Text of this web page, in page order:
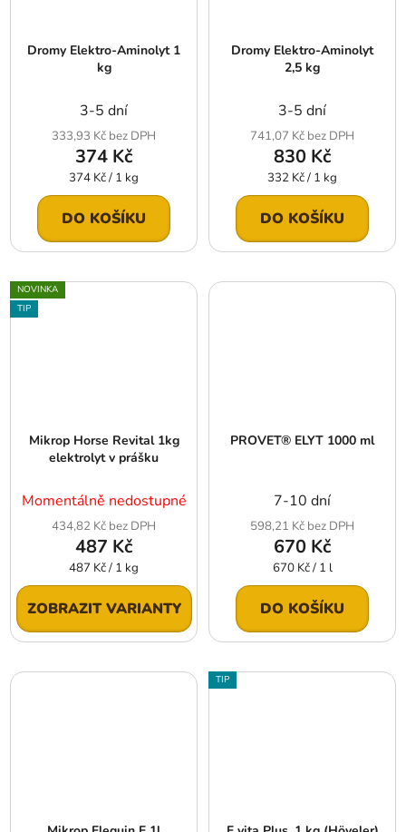
Dromy Elektro-Aminolyt 1
kg
3-5 dní
333,93 Kč bez DPH
374 Kč
Měrná
cena:
374 Kč / 1 kg
DO KOŠÍKU
Dromy Elektro-Aminolyt
2,5 kg
3-5 dní
741,07 Kč bez DPH
830 Kč
Měrná
cena:
332 Kč / 1 kg
DO KOŠÍKU
NOVINKA
TIP
Mikrop Horse Revital 1kg
elektrolyt v prášku
Momentálně nedostupné
434,82 Kč bez DPH
487 Kč
Měrná
cena:
487 Kč / 1 kg
ZOBRAZIT VARIANTY
PROVET® ELYT 1000 ml
7-10 dní
598,21 Kč bez DPH
670 Kč
Měrná
cena:
670 Kč / 1 l
DO KOŠÍKU
TIP